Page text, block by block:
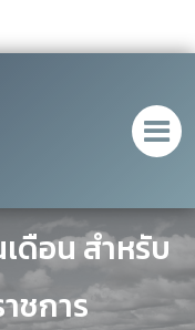
รเทียบ
เดือน สำหรับ
ชการ